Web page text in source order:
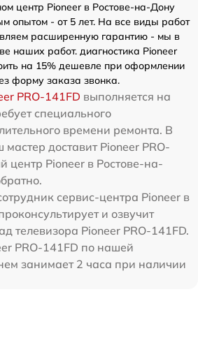
центр Pioneer в Ростове-на-Дону
опытом - от 5 лет. На все виды работ
расширенную гарантию - мы в
наших работ. диагностика Pioneer
на 15% дешевле при оформлении
форму заказа звонка.
PRO-141FD выполняется на
специального
времени ремонта. В
доставит Pioneer PRO-
центр Pioneer в Ростове-на-
сервис-центра Pioneer в
и озвучит
телевизора Pioneer PRO-141FD.
PRO-141FD по нашей
занимает 2 часа при наличии